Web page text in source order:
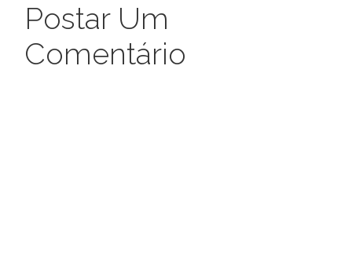
Postar Um
Comentário